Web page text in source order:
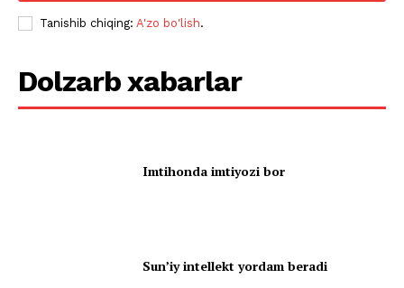
Tanishib chiqing: A'zo bo'lish.
Dolzarb xabarlar
Imtihonda imtiyozi bor
Sun’iy intellekt yordam beradi